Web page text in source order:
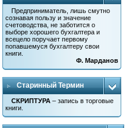
Предприниматель, лишь смутно
сознавая пользу и значение
счетоводства, не заботится о
выборе хорошего бухгалтера и
всецело поручает первому
попавшемуся бухгалтеру свои
книги.
Ф. Марданов
Старинный Термин
СКРИПТУРА – запись в торговые
книги.